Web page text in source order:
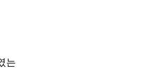
는